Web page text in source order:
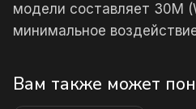
модели составляет 30М
минимальное
Вам также может